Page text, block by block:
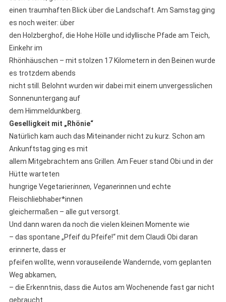
einen traumhaften Blick über die Landschaft. Am Samstag ging
es noch weiter: über
den Holzberghof, die Hohe Hölle und idyllische Pfade am Teich,
Einkehr im
Rhönhäuschen – mit stolzen 17 Kilometern in den Beinen wurde
es trotzdem abends
nicht still. Belohnt wurden wir dabei mit einem unvergesslichen
Sonnenuntergang auf
dem Himmeldunkberg.
Geselligkeit mit „Rhönie“
Natürlich kam auch das Miteinander nicht zu kurz. Schon am
Ankunftstag ging es mit
allem Mitgebrachtem ans Grillen. Am Feuer stand Obi und in der
Hütte warteten
hungrige Vegetarierinnen, Veganerinnen und echte
Fleischliebhaber*innen
gleichermaßen – alle gut versorgt.
Und dann waren da noch die vielen kleinen Momente wie
– das spontane „Pfeif du Pfeife!“ mit dem Claudi Obi daran
erinnerte, dass er
pfeifen wollte, wenn vorauseilende Wandernde, vom geplanten
Weg abkamen,
– die Erkenntnis, dass die Autos am Wochenende fast gar nicht
gebraucht